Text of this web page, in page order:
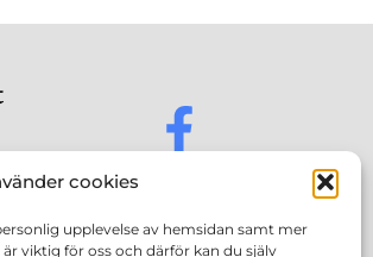
cookies
upplevelse av hemsidan samt mer
viktig för oss och därför kan du själv